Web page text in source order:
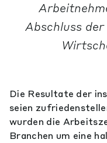
Abschluss
Die Resultate der
seien
wurden die
Branchen um eine